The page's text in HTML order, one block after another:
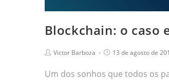
Blockchain: o caso
Victor Barboza 13 de agosto de
Um dos sonhos que todos os